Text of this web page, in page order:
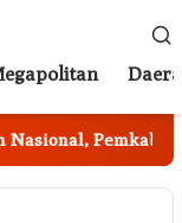
Pemkab